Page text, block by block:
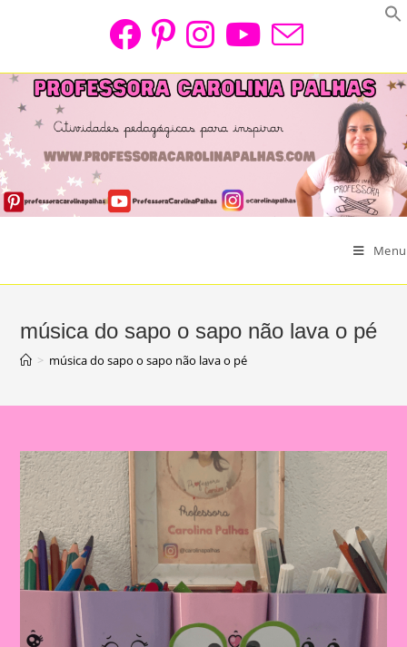
Menu
música do sapo o sapo não lava o pé
> música do sapo o sapo não lava o pé